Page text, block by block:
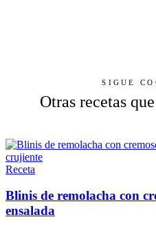
SIGUE
Otras recetas
Receta
Blinis de remolacha con
ensalada